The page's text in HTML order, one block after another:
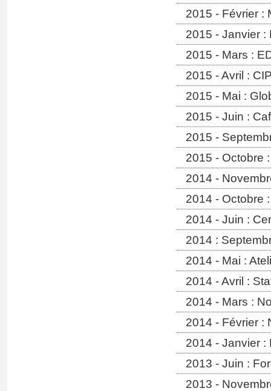
2015 - Février :
2015 - Janvier :
2015 - Mars :
2015 - Avril :
2015 - Mai :
2015 - Juin :
2015 -
2015 - Octobre
2014 -
2014 - Octobre
2014 - Juin :
2014 :
2014 - Mai :
2014 - Avril :
2014 - Mars :
2014 - Février :
2014 - Janvier :
2013 - Juin :
2013 -